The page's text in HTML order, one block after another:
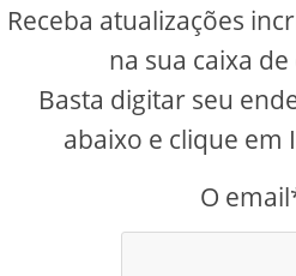
Receba atualizações
na sua caixa
Basta digitar seu
abaixo e clique em
O